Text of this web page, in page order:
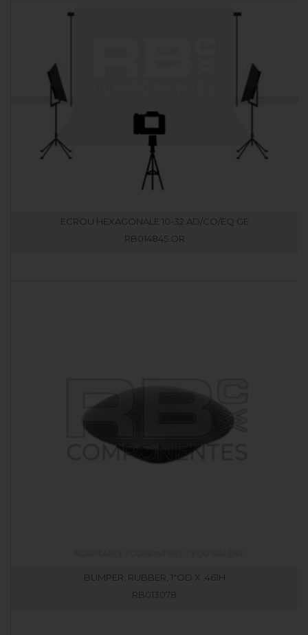
ECROU HEXAGONALE 10-32 AD/CO/EQ GE
RB014845.OR
BUMPER, RUBBER, 1"OD X .461H
RB013078